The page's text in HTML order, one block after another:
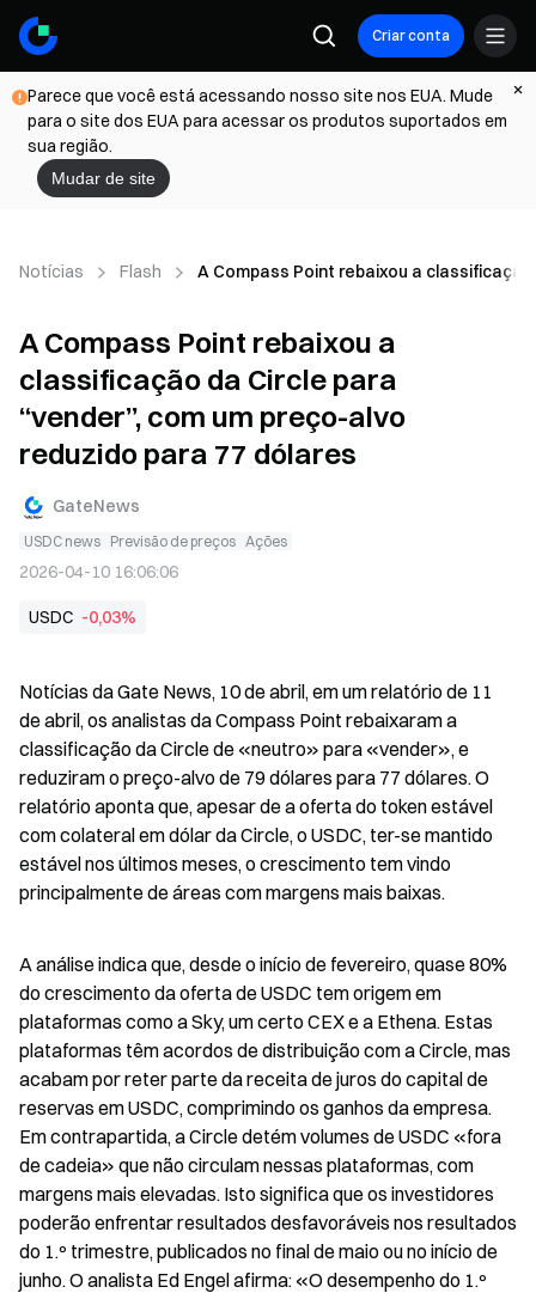
Criar conta
Parece que você está acessando nosso site nos EUA. Mude
para o site dos EUA para acessar os produtos suportados em
sua região.
Mudar de site
Notícias Flash A Compass Point rebaixou a
A Compass Point rebaixou a
classificação da Circle para
“vender”, com um preço-alvo
reduzido para 77 dólares
GateNews
USDC news Previsão de preços Ações
2026-04-10 16:06:06
USDC -0,03%
Notícias da Gate News, 10 de abril, em um relatório de 11
de abril, os analistas da Compass Point rebaixaram a
classificação da Circle de «neutro» para «vender», e
reduziram o preço-alvo de 79 dólares para 77 dólares. O
relatório aponta que, apesar de a oferta do token estável
com colateral em dólar da Circle, o USDC, ter-se mantido
estável nos últimos meses, o crescimento tem vindo
principalmente de áreas com margens mais baixas.
A análise indica que, desde o início de fevereiro, quase 80%
do crescimento da oferta de USDC tem origem em
plataformas como a Sky, um certo CEX e a Ethena. Estas
plataformas têm acordos de distribuição com a Circle, mas
acabam por reter parte da receita de juros do capital de
reservas em USDC, comprimindo os ganhos da empresa.
Em contrapartida, a Circle detém volumes de USDC «fora
de cadeia» que não circulam nessas plataformas, com
margens mais elevadas. Isto significa que os investidores
poderão enfrentar resultados desfavoráveis nos resultados
do 1.º trimestre, publicados no final de maio ou no início de
junho. O analista Ed Engel afirma: «O desempenho do 1.º